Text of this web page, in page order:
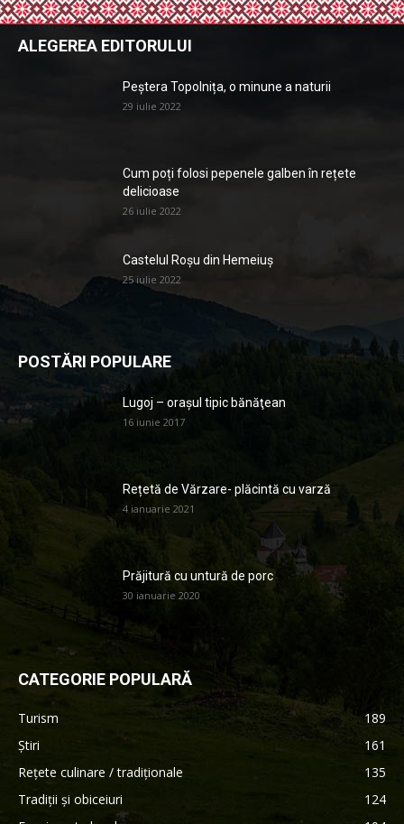
ALEGEREA EDITORULUI
Peștera Topolnița, o minune a naturii
29 iulie 2022
Cum poți folosi pepenele galben în rețete
delicioase
26 iulie 2022
Castelul Roșu din Hemeiuș
25 iulie 2022
POSTĂRI POPULARE
Lugoj – orașul tipic bănăţean
16 iunie 2017
Rețetă de Vărzare- plăcintă cu varză
4 ianuarie 2021
Prăjitură cu untură de porc
30 ianuarie 2020
CATEGORIE POPULARĂ
Turism
189
Știri
161
Rețete culinare / tradiționale
135
Tradiții și obiceiuri
124